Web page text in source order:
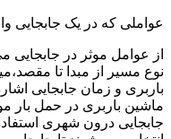
عواملی که در یک جابجایی
از عوامل موثر در جابجایی
نوع مسیر از مبدا تا
باربری و زمان جابجایی
ماشین باربری در حمل بار
جابجایی درون شهری